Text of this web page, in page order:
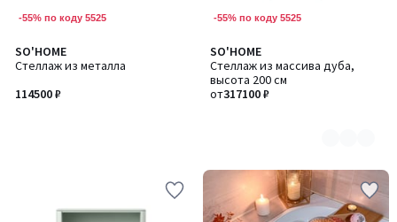
-55% по коду 5525
SO'HOME
Стеллаж из металла
114500 ₽
-55% по коду 5525
SO'HOME
Стеллаж из массива дуба,
высота 200 см
от317100 ₽
Количество
цветов:
8